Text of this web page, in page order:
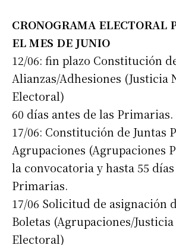
CRONOGRAMA ELECTORAL
EL MES DE JUNIO
12/06: fin plazo Constitución
Alianzas/Adhesiones (Justicia
Electoral)
60 días antes de las Primarias.
17/06: Constitución de Juntas
Agrupaciones (Agrupaciones
la convocatoria y hasta 55
Primarias.
17/06 Solicitud de asignación
Boletas (Agrupaciones/
Electoral)